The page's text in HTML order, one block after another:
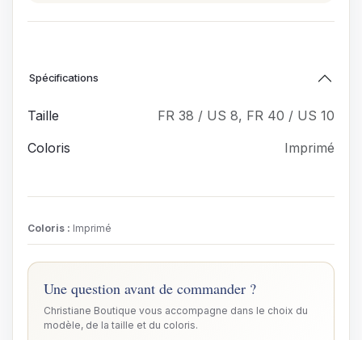
Spécifications
Taille FR 38 / US 8, FR 40 / US 10
Coloris
Imprimé
Coloris : Imprimé
Une question avant de commander ?
Christiane Boutique vous accompagne dans le choix du
modèle, de la taille et du coloris.